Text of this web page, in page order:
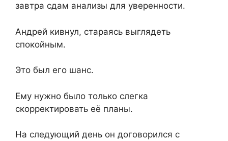
завтра сдам анализы для уверенности.
Андрей кивнул, стараясь выглядеть
спокойным.
Это был его шанс.
Ему нужно было только слегка
скорректировать её планы.
На следующий день он договорился с